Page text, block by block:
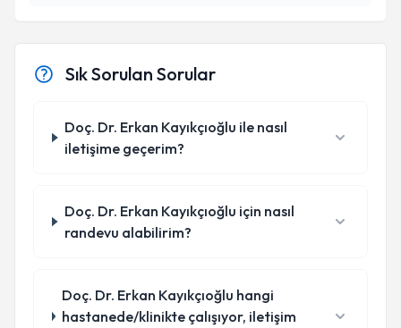
Sık Sorulan Sorular
Doç. Dr. Erkan Kayıkçıoğlu ile nasıl
iletişime geçerim?
Doç. Dr. Erkan Kayıkçıoğlu için nasıl
randevu alabilirim?
Doç. Dr. Erkan Kayıkçıoğlu hangi
hastanede/klinikte çalışıyor, iletişim